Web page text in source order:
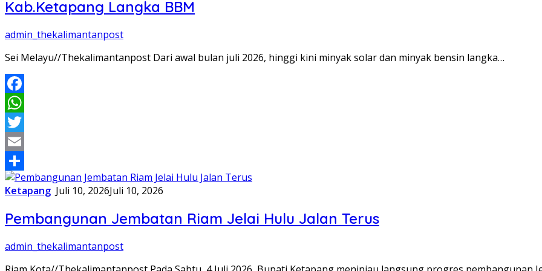
Kab.Ketapang Langka BBM
admin_thekalimantanpost
Sei Melayu//Thekalimantanpost Dari awal bulan juli 2026, hinggi kini minyak solar dan minyak bensin langka…
Facebook
WhatsApp
Twitter
Email
Share
Ketapang Juli 10, 2026Juli 10, 2026
Pembangunan Jembatan Riam Jelai Hulu Jalan Terus
admin_thekalimantanpost